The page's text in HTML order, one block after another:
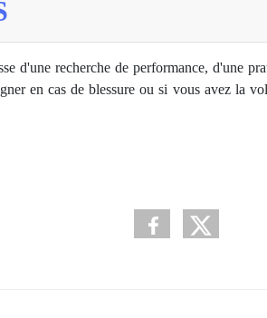
d'une recherche de performance, d'une
en cas de blessure ou si vous avez la